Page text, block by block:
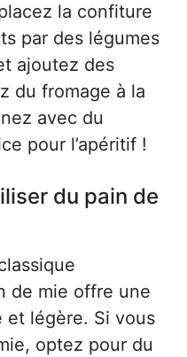
la confiture
par des légumes
ajoutez des
du fromage à la
avec du
pour l’apéritif !
du pain de
de mie offre une
et légère. Si vous
optez pour du